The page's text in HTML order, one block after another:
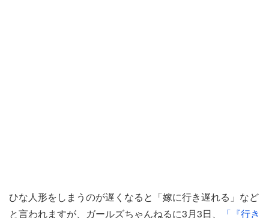
ひな人形をしまうのが遅くなると「嫁に行き遅れる」など
と言われますが、ガールズちゃんねるに3月3日、
「『行き